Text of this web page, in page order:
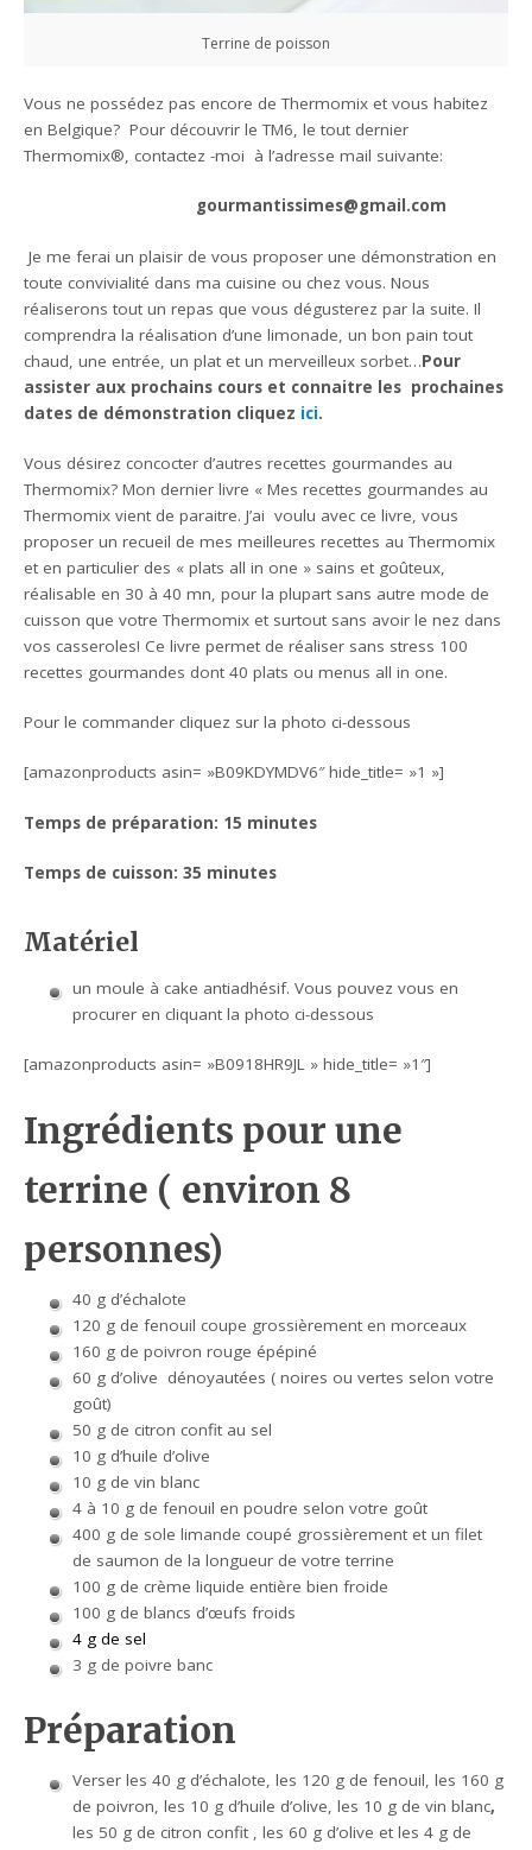
Terrine de poisson
Vous ne possédez pas encore de Thermomix et vous habitez
en Belgique? Pour découvrir le TM6, le tout dernier
Thermomix®, contactez -moi à l’adresse mail suivante:
gourmantissimes@gmail.com
Je me ferai un plaisir de vous proposer une démonstration en
toute convivialité dans ma cuisine ou chez vous. Nous
réaliserons tout un repas que vous dégusterez par la suite. Il
comprendra la réalisation d’une limonade, un bon pain tout
chaud, une entrée, un plat et un merveilleux sorbet…Pour
assister aux prochains cours et connaitre les prochaines
dates de démonstration cliquez ici.
Vous désirez concocter d’autres recettes gourmandes au
Thermomix? Mon dernier livre « Mes recettes gourmandes au
Thermomix vient de paraitre. J’ai voulu avec ce livre, vous
proposer un recueil de mes meilleures recettes au Thermomix
et en particulier des « plats all in one » sains et goûteux,
réalisable en 30 à 40 mn, pour la plupart sans autre mode de
cuisson que votre Thermomix et surtout sans avoir le nez dans
vos casseroles! Ce livre permet de réaliser sans stress 100
recettes gourmandes dont 40 plats ou menus all in one.
Pour le commander cliquez sur la photo ci-dessous
[amazonproducts asin= »B09KDYMDV6″ hide_title= »1 »]
Temps de préparation: 15 minutes
Temps de cuisson: 35 minutes
Matériel
un moule à cake antiadhésif. Vous pouvez vous en
procurer en cliquant la photo ci-dessous
[amazonproducts asin= »B0918HR9JL » hide_title= »1″]
Ingrédients pour une
terrine ( environ 8
personnes)
40 g d’échalote
120 g de fenouil coupe grossièrement en morceaux
160 g de poivron rouge épépiné
60 g d’olive dénoyautées ( noires ou vertes selon votre
goût)
50 g de citron confit au sel
10 g d’huile d’olive
10 g de vin blanc
4 à 10 g de fenouil en poudre selon votre goût
400 g de sole limande coupé grossièrement et un filet
de saumon de la longueur de votre terrine
100 g de crème liquide entière bien froide
100 g de blancs d’œufs froids
4 g de sel
3 g de poivre banc
Préparation
Verser les 40 g d’échalote, les 120 g de fenouil, les 160 g
de poivron, les 10 g d’huile d’olive, les 10 g de vin blanc,
les 50 g de citron confit , les 60 g d’olive et les 4 g de